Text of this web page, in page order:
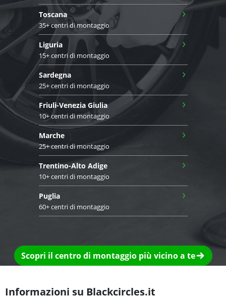
Toscana
35+ centri di montaggio
›
Liguria
15+ centri di montaggio
›
Sardegna
25+ centri di montaggio
›
Friuli-Venezia Giulia
10+ centri di montaggio
›
Marche
25+ centri di montaggio
›
Trentino-Alto Adige
10+ centri di montaggio
›
Puglia
60+ centri di montaggio
›
Scopri il centro di montaggio più vicino a te
Informazioni su Blackcircles.it